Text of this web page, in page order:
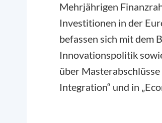
Mehrjährigen
Investitionen in der
befassen sich mit dem
Innovationspolitik
über
Integration“ und in